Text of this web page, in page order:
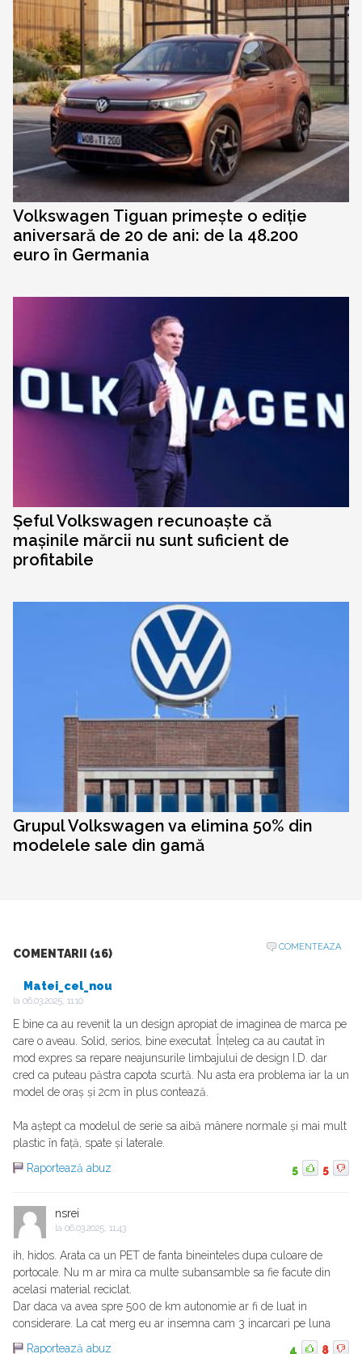
Volkswagen Tiguan primește o ediție
aniversară de 20 de ani: de la 48.200
euro în Germania
Șeful Volkswagen recunoaște că
mașinile mărcii nu sunt suficient de
profitabile
Grupul Volkswagen va elimina 50% din
modelele sale din gamă
COMENTARII (16)
COMENTEAZA
Matei_cel_nou
la 06.03.2025, 11:10
E bine ca au revenit la un design apropiat de imaginea de marca pe
care o aveau. Solid, serios, bine executat. Înțeleg ca au cautat în
mod expres sa repare neajunsurile limbajului de design I.D. dar
cred ca puteau păstra capota scurtă. Nu asta era problema iar la un
model de oraș și 2cm în plus contează.
Ma aștept ca modelul de serie sa aibă mânere normale și mai mult
plastic în față, spate și laterale.
Raportează abuz
5 5
nsrei
la 06.03.2025, 11:43
ih, hidos. Arata ca un PET de fanta bineinteles dupa culoare de
portocale. Nu m ar mira ca multe subansamble sa fie facute din
acelasi material reciclat.
Dar daca va avea spre 500 de km autonomie ar fi de luat in
considerare. La cat merg eu ar insemna cam 3 incarcari pe luna
Raportează abuz
4 8